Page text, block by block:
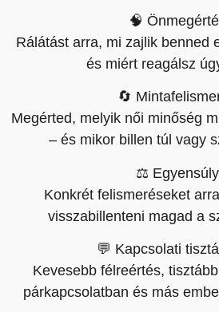
🧠
Rálátást arra, mi zajlik benned
és miért reagálsz
🔄
Megérted, melyik női minőség
– és mikor billen túl vagy
⚖️
Konkrét felismeréseket
visszabillenteni magad a
💬 Kapcsolati
Kevesebb félreértés,
párkapcsolatban és más